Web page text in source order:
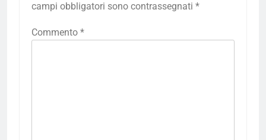
campi obbligatori sono contrassegnati *
Commento *